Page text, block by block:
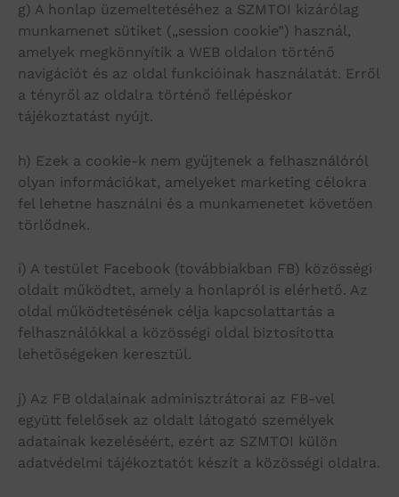
g) A honlap üzemeltetéséhez a SZMTOI kizárólag
munkamenet sütiket („session cookie”) használ,
amelyek megkönnyítik a WEB oldalon történő
navigációt és az oldal funkcióinak használatát. Erről
a tényről az oldalra történő fellépéskor
tájékoztatást nyújt.
h) Ezek a cookie-k nem gyűjtenek a felhasználóról
olyan információkat, amelyeket marketing célokra
fel lehetne használni és a munkamenetet követően
törlődnek.
i) A testület Facebook (továbbiakban FB) közösségi
oldalt működtet, amely a honlapról is elérhető. Az
oldal működtetésének célja kapcsolattartás a
felhasználókkal a közösségi oldal biztosította
lehetőségeken keresztül.
j) Az FB oldalainak adminisztrátorai az FB-vel
együtt felelősek az oldalt látogató személyek
adatainak kezeléséért, ezért az SZMTOI külön
adatvédelmi tájékoztatót készít a közösségi oldalra.